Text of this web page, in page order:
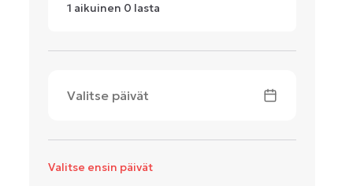
1 aikuinen 0 lasta
Valitse päivät
Valitse ensin päivät